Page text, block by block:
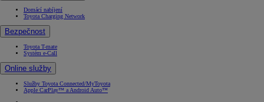
Domácí nabíjení
Toyota Charging Network
Bezpečnost
Toyota T-mate
Systém e-Call
Online služby
Služby Toyota Connected/MyToyota
Apple CarPlay™ a Android Auto™